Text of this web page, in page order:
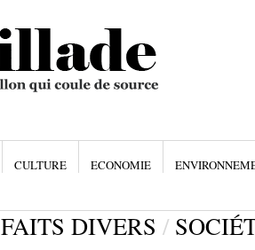
CULTURE ECONOMIE
FAITS DIVERS /